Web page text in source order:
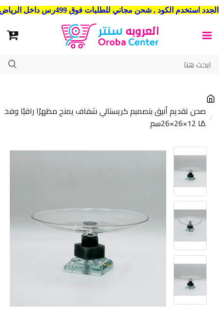
شحن مجاني للطلبات فوق 499رس داخل الرياض . وشحن الي جميع مدن المملكة العربية السعودية
صحن تقديم أنيق بتصميم كريستالي شفاف يمنح مظهرًا راقيًا وفخ
مًا 12×26×26سم